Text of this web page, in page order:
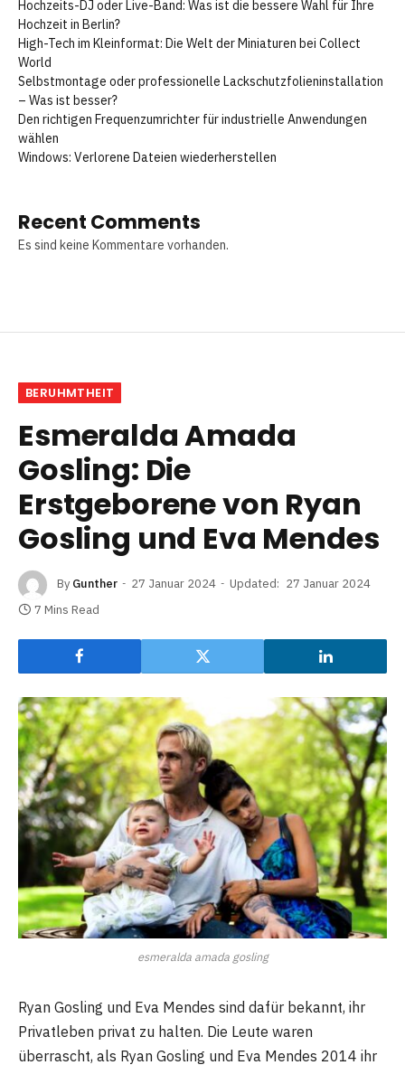
Hochzeits-DJ oder Live-Band: Was ist die bessere Wahl für Ihre
Hochzeit in Berlin?
High-Tech im Kleinformat: Die Welt der Miniaturen bei Collect
World
Selbstmontage oder professionelle Lackschutzfolieninstallation
– Was ist besser?
Den richtigen Frequenzumrichter für industrielle Anwendungen
wählen
Windows: Verlorene Dateien wiederherstellen
Recent Comments
Es sind keine Kommentare vorhanden.
BERUHMTHEIT
Esmeralda Amada
Gosling: Die
Erstgeborene von Ryan
Gosling und Eva Mendes
By Gunther 27 Januar 2024 Updated: 27 Januar 2024
7 Mins Read
esmeralda amada gosling
Ryan Gosling und Eva Mendes sind dafür bekannt, ihr
Privatleben privat zu halten. Die Leute waren
überrascht, als Ryan Gosling und Eva Mendes 2014 ihr